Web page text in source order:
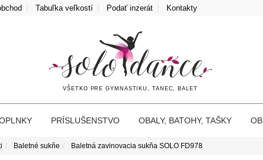
Tabuľka veľkostí Podať inzerát Kontakty
VŠETKO PRE GYMNASTIKU, TANEC, BALET
PRÍSLUŠENSTVO OBALY, BATOHY, TAŠKY
Baletné sukňe Baletná zavinovacia sukňa SOLO FD978